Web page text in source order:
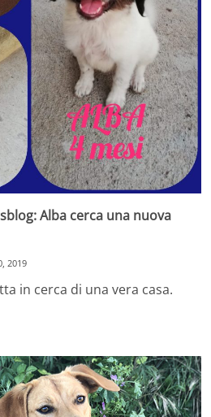
Alba cerca una nuova
2019
in cerca di una vera casa.